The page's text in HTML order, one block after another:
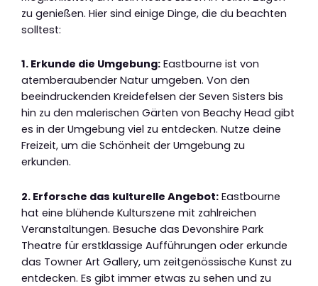
zu genießen. Hier sind einige Dinge, die du beachten
solltest:
1. Erkunde die Umgebung: Eastbourne ist von
atemberaubender Natur umgeben. Von den
beeindruckenden Kreidefelsen der Seven Sisters bis
hin zu den malerischen Gärten von Beachy Head gibt
es in der Umgebung viel zu entdecken. Nutze deine
Freizeit, um die Schönheit der Umgebung zu
erkunden.
2. Erforsche das kulturelle Angebot: Eastbourne
hat eine blühende Kulturszene mit zahlreichen
Veranstaltungen. Besuche das Devonshire Park
Theatre für erstklassige Aufführungen oder erkunde
das Towner Art Gallery, um zeitgenössische Kunst zu
entdecken. Es gibt immer etwas zu sehen und zu